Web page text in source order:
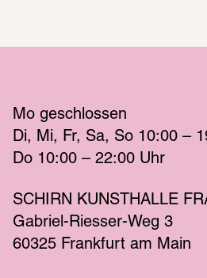
Mo geschlossen
Di
Mi Fr Sa So 10:00 –
Do 10:00 – 22:00 Uhr
SCHIRN KUNSTHALLE
Gabriel-Riesser-Weg 3
60325 Frankfurt am Main